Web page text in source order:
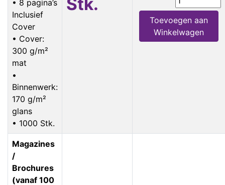
• 8 pagina’s
Inclusief
Cover
• Cover:
300 g/m²
mat
•
Binnenwerk:
170 g/m²
glans
• 1000 Stk.
Toevoegen aan
Winkelwagen
Magazines
/
Brochures
(vanaf 100